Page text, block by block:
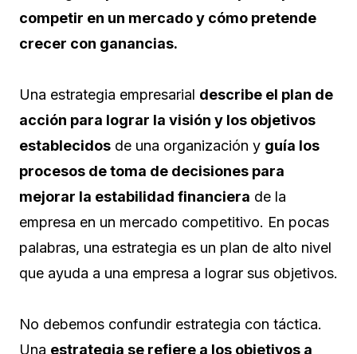
competir en un mercado y cómo pretende
crecer con ganancias.
Una estrategia empresarial describe el plan de
acción para lograr la visión y los objetivos
establecidos de una organización y guía los
procesos de toma de decisiones para
mejorar la estabilidad financiera de la
empresa en un mercado competitivo. En pocas
palabras, una estrategia es un plan de alto nivel
que ayuda a una empresa a lograr sus objetivos.
No debemos confundir estrategia con táctica.
Una estrategia se refiere a los objetivos a